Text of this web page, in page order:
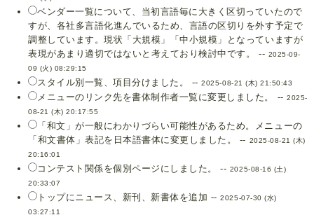
ベンダー一覧について、当初言語毎に大きく区切っていたので
すが、各社多言語化進んでいるため、言語の区切りを外す予定で
調整しています。現状「大規模」「中小規模」となっていますが
表現があまり適切ではないと考えており検討中です。 -- 2025-09-
09 (火) 08:29:15
スタイル別一覧、項目分けました。 --2025-08-21 (木) 21:50:43
メニューのリンク先を書体制作者一覧に変更しました。 --2025-
08-21 (木) 20:17:55
「和文」が一般にわかりづらい可能性があるため。メニューの
「和文書体」表記を日本語書体に変更しました。 -- 2025-08-21 (木)
20:16:01
コンテスト関係を個別ページにしました。 -- 2025-08-16 (土)
20:33:07
トップにニュース、新刊、新書体を追加 --2025-07-30 (水)
03:27:11